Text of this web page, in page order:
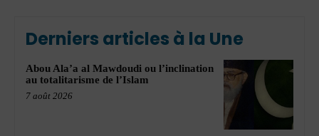
Derniers articles à la Une
Abou Ala’a al Mawdoudi ou l’inclination
au totalitarisme de l’Islam
7 août 2026